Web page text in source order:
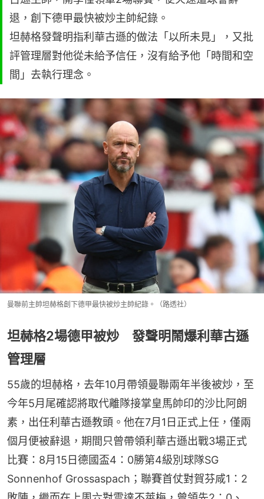
退，創下德甲最快被炒主帥紀錄。
坦赫格發聲明指利華古遜的做法「以所未見」，又批
評管理層對他從未給予信任，沒有給予他「時間和空
間」去執行理念。
曼聯前主帥坦赫格創下德甲最快被炒主帥紀錄。（路透社）
坦赫格2場德甲被炒 發聲明鬧爆利華古遜
管理層
55歲的坦赫格，去年10月帶領曼聯兩年半後被炒，至
今年5月尾確認將取代離隊接掌皇馬帥印的沙比阿朗
素，出任利華古遜教頭。他在7月1日正式上任，僅兩
個月便被辭退，期間只曾帶領利華古遜出戰3場正式
比賽：8月15日德國盃4：0勝第4級別球隊SG
Sonnenhof Grossaspach；聯賽首仗對賀芬咸1：2